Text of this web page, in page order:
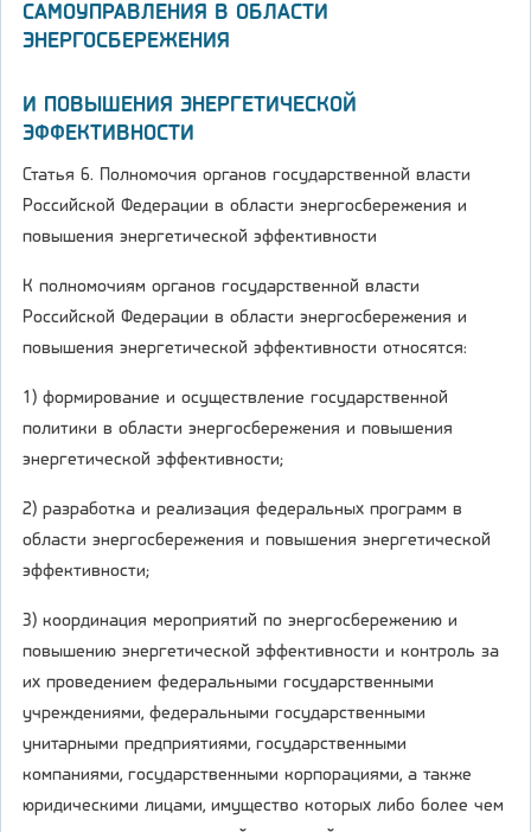
САМОУПРАВЛЕНИЯ В ОБЛАСТИ
ЭНЕРГОСБЕРЕЖЕНИЯ
И ПОВЫШЕНИЯ ЭНЕРГЕТИЧЕСКОЙ
ЭФФЕКТИВНОСТИ
Статья 6. Полномочия органов государственной власти
Российской Федерации в области энергосбережения и
повышения энергетической эффективности
К полномочиям органов государственной власти
Российской Федерации в области энергосбережения и
повышения энергетической эффективности относятся:
1) формирование и осуществление государственной
политики в области энергосбережения и повышения
энергетической эффективности;
2) разработка и реализация федеральных программ в
области энергосбережения и повышения энергетической
эффективности;
3) координация мероприятий по энергосбережению и
повышению энергетической эффективности и контроль за
их проведением федеральными государственными
учреждениями, федеральными государственными
унитарными предприятиями, государственными
компаниями, государственными корпорациями, а также
юридическими лицами, имущество которых либо более чем